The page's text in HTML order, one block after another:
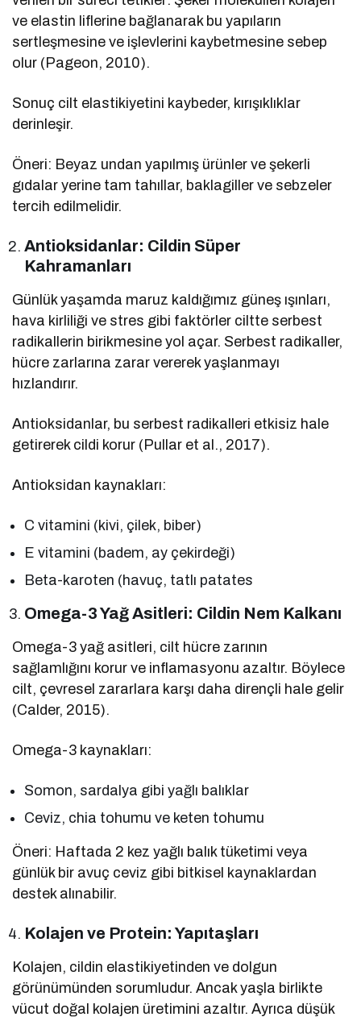
ve elastin liflerine bağlanarak bu yapıların
sertleşmesine ve işlevlerini kaybetmesine sebep
olur (Pageon, 2010).
Sonuç cilt elastikiyetini kaybeder, kırışıklıklar
derinleşir.
Öneri: Beyaz undan yapılmış ürünler ve şekerli
gıdalar yerine tam tahıllar, baklagiller ve sebzeler
tercih edilmelidir.
Antioksidanlar: Cildin Süper
Kahramanları
Günlük yaşamda maruz kaldığımız güneş ışınları,
hava kirliliği ve stres gibi faktörler ciltte serbest
radikallerin birikmesine yol açar. Serbest radikaller,
hücre zarlarına zarar vererek yaşlanmayı
hızlandırır.
Antioksidanlar, bu serbest radikalleri etkisiz hale
getirerek cildi korur (Pullar et al., 2017).
Antioksidan kaynakları:
C vitamini (kivi, çilek, biber)
E vitamini (badem, ay çekirdeği)
Beta-karoten (havuç, tatlı patates
Omega-3 Yağ Asitleri: Cildin Nem Kalkanı
Omega-3 yağ asitleri, cilt hücre zarının
sağlamlığını korur ve inflamasyonu azaltır. Böylece
cilt, çevresel zararlara karşı daha dirençli hale gelir
(Calder, 2015).
Omega-3 kaynakları:
Somon, sardalya gibi yağlı balıklar
Ceviz, chia tohumu ve keten tohumu
Öneri: Haftada 2 kez yağlı balık tüketimi veya
günlük bir avuç ceviz gibi bitkisel kaynaklardan
destek alınabilir.
Kolajen ve Protein: Yapıtaşları
Kolajen, cildin elastikiyetinden ve dolgun
görünümünden sorumludur. Ancak yaşla birlikte
vücut doğal kolajen üretimini azaltır. Ayrıca düşük